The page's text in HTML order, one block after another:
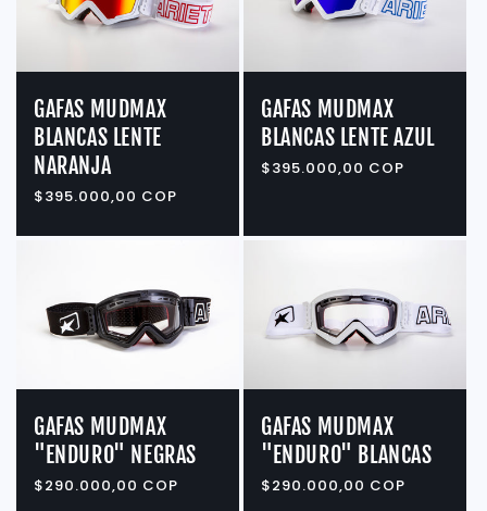
GAFAS MUDMAX
BLANCAS LENTE
NARANJA
Precio
$395.000,00 COP
GAFAS MUDMAX
BLANCAS LENTE AZUL
Precio
$395.000,00 COP
GAFAS MUDMAX
"ENDURO" NEGRAS
Precio
$290.000,00 COP
GAFAS MUDMAX
"ENDURO" BLANCAS
Precio
$290.000,00 COP